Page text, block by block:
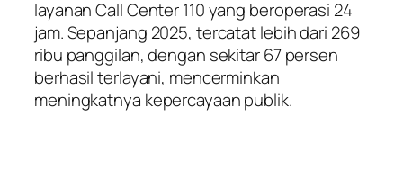
layanan Call Center 110 yang beroperasi 24
jam. Sepanjang 2025, tercatat lebih dari 269
ribu panggilan, dengan sekitar 67 persen
berhasil terlayani, mencerminkan
meningkatnya kepercayaan publik.